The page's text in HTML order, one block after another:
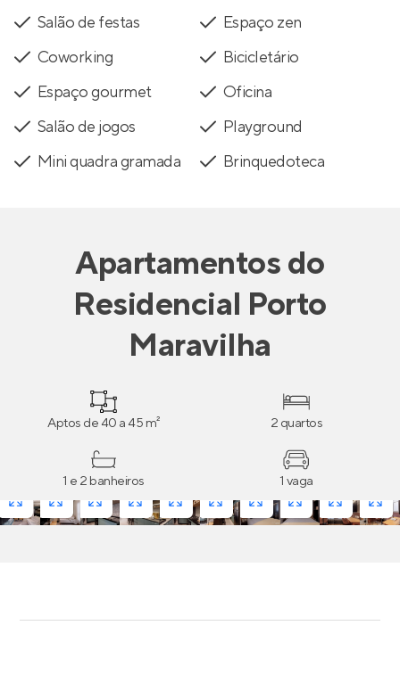
Salão de festas
Espaço zen
Coworking
Bicicletário
Espaço gourmet
Oficina
Salão de jogos
Playground
Mini quadra gramada
Brinquedoteca
Apartamentosdo
Residencial Porto
Maravilha
Aptos de 40 a 45 m² 2 quartos
1 e 2 banheiros 1 vaga